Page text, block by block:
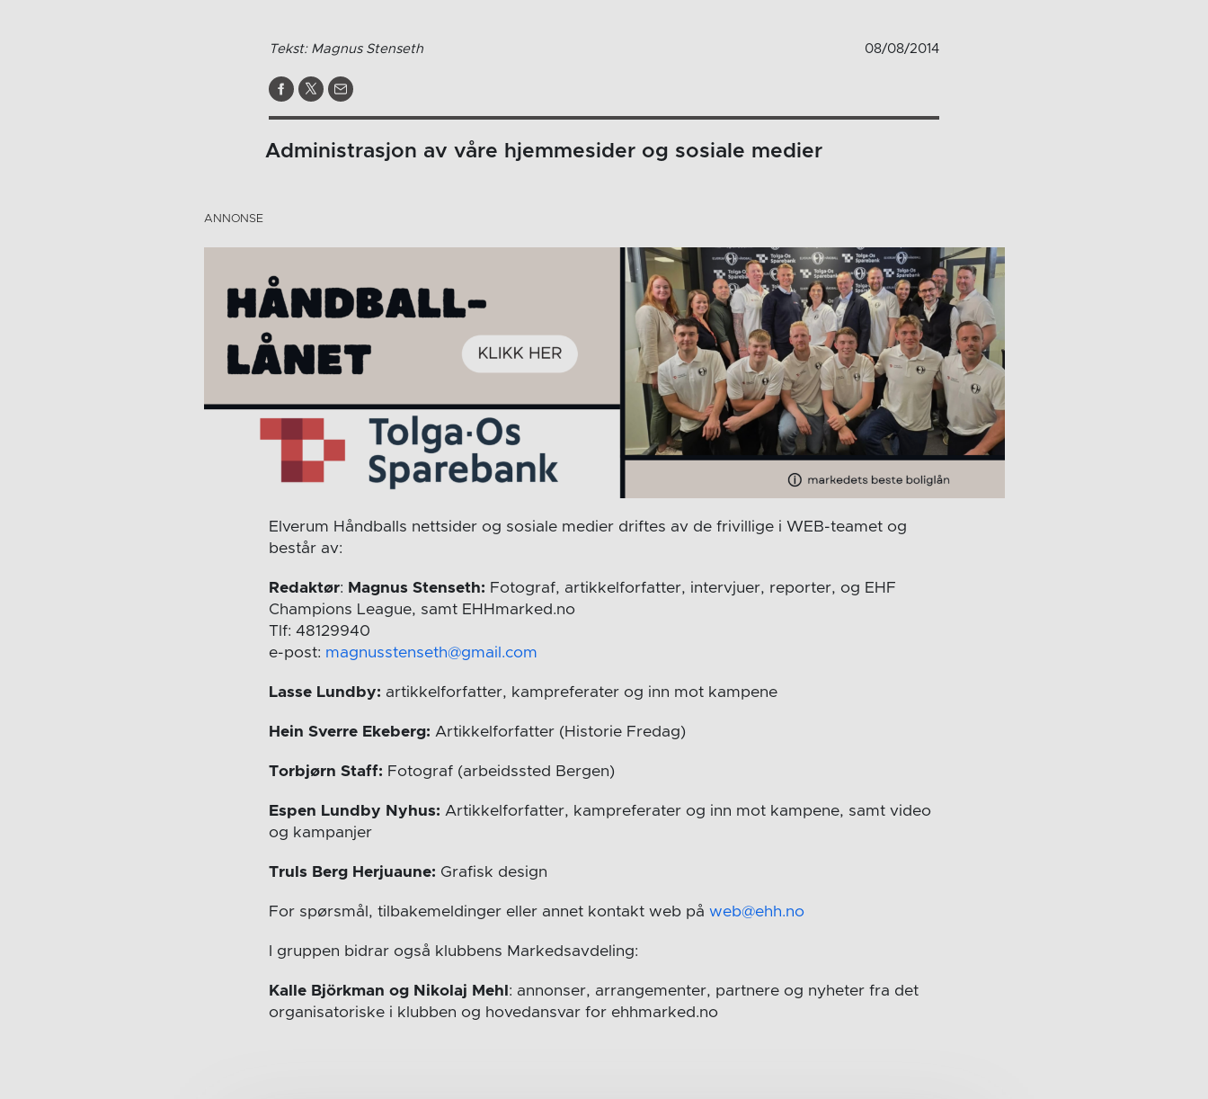
Tekst: Magnus Stenseth 08/08/2014
Administrasjon av våre hjemmesider og sosiale medier
Elverum Håndballs nettsider og sosiale medier driftes av de frivillige i WEB-teamet og
består av:
Redaktør: Magnus Stenseth: Fotograf, artikkelforfatter, intervjuer, reporter, og EHF
Champions League, samt EHHmarked.no
Tlf: 48129940
e-post: magnusstenseth@gmail.com
Lasse Lundby: artikkelforfatter, kampreferater og inn mot kampene
Hein Sverre Ekeberg: Artikkelforfatter (Historie Fredag)
Torbjørn Staff: Fotograf (arbeidssted Bergen)
Espen Lundby Nyhus: Artikkelforfatter, kampreferater og inn mot kampene, samt video
og kampanjer
Truls Berg Herjuaune: Grafisk design
For spørsmål, tilbakemeldinger eller annet kontakt web påweb@ehh.no
I gruppen bidrar også klubbens Markedsavdeling:
Kalle Björkman og Nikolaj Mehl : annonser, arrangementer, partnere og nyheter fra det
organisatoriske i klubben og hovedansvar for ehhmarked.no